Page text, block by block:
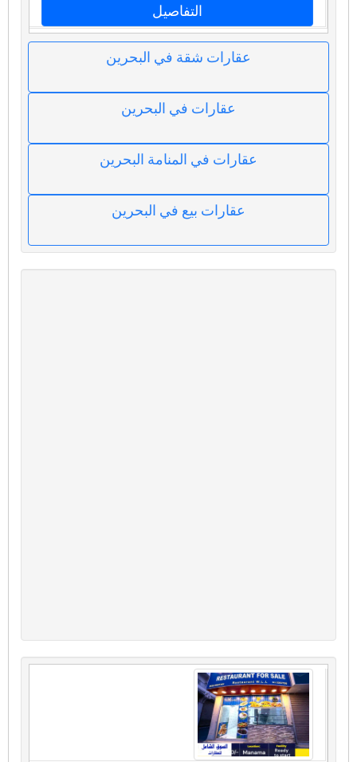
التفاصيل
عقارات شقة في البحرين
عقارات في البحرين
عقارات في المنامة البحرين
عقارات بيع في البحرين